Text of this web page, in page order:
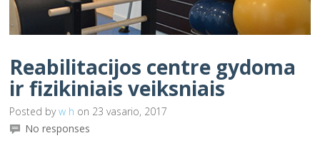
Reabilitacijos centre gydoma
ir fizikiniais veiksniais
Posted byw h on 23 vasario, 2017
No responses